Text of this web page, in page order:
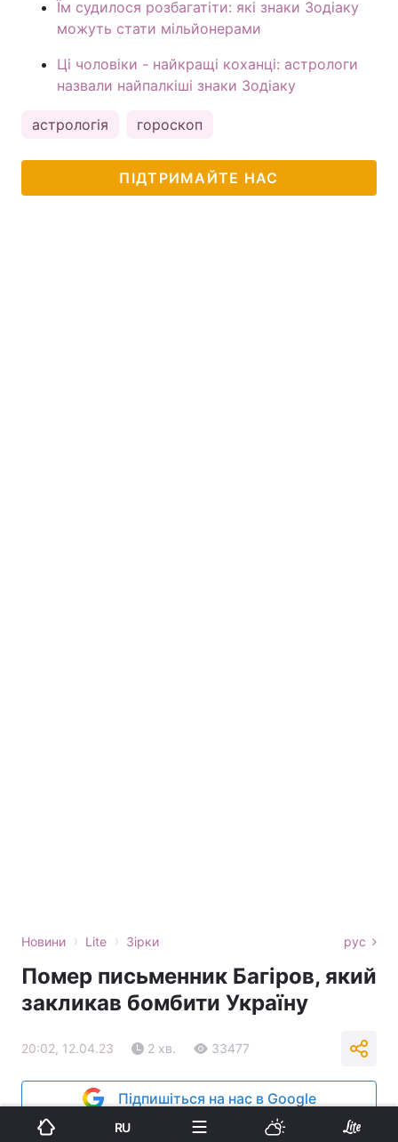
Їм судилося розбагатіти: які знаки Зодіаку
можуть стати мільйонерами
Ці чоловіки - найкращі коханці: астрологи
назвали найпалкіші знаки Зодіаку
астрологія гороскоп
ПІДТРИМАЙТЕ НАС
Новини › Lite › Зірки рус
Помер письменник Багіров, який
закликав бомбити Україну
20:02, 12.04.23 2 хв. 33477
Підпишіться на нас в Google
RU